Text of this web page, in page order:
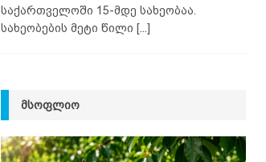
საქართველოში 15-მდე სახეობაა.
სახეობების მეტი წილი [...]
ᲛᲡᲝᲤᲚᲘᲝ